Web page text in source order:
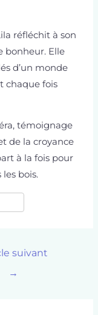
réfléchit à son
bonheur. Elle
d’un monde
chaque fois
témoignage
de la croyance
à la fois pour
bois.
suivant
→